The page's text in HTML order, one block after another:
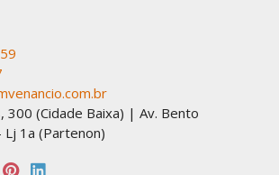
300 (Cidade Baixa) | Av. Bento
Lj 1a (Partenon)